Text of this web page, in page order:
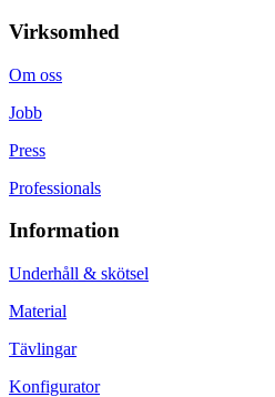
Virksomhed
Om oss
Jobb
Press
Professionals
Information
Underhåll & skötsel
Material
Tävlingar
Konfigurator